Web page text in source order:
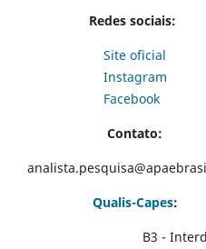
Redes sociais:
Site oficial
Instagram
Facebook
Contato:
Qualis-Capes:
B3 -